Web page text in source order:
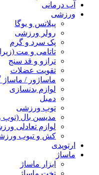
آب درمانی
ورزشی
پیلاتس و یوگا
رولر ورزشی
پک سرد و گرم
تاتامی و مت
ترازو و قد سنج
تقویت عضلات
ماساژور / ماساژ
لوازم بدنسازی
دمبل
توپ ورزشی
مدیسن بال (توپ
لوازم تعادلی
کش و تیوب
ارتوپدی
ماساژ
ابزار ماساژ
تخت ماساژ